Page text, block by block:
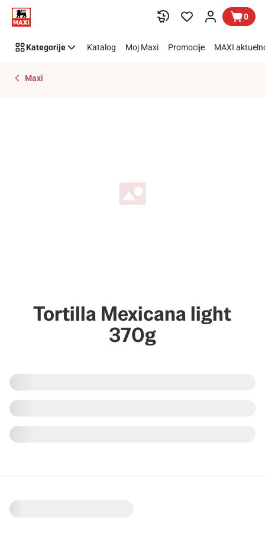
Preskoči link 0
Kategorije Katalog Moj Maxi Promocije MAXI
Maxi
Tortilla Mexicana light
370g